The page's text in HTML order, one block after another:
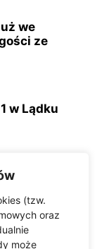
(tzw.
oraz
może
we
ze
w Lądku